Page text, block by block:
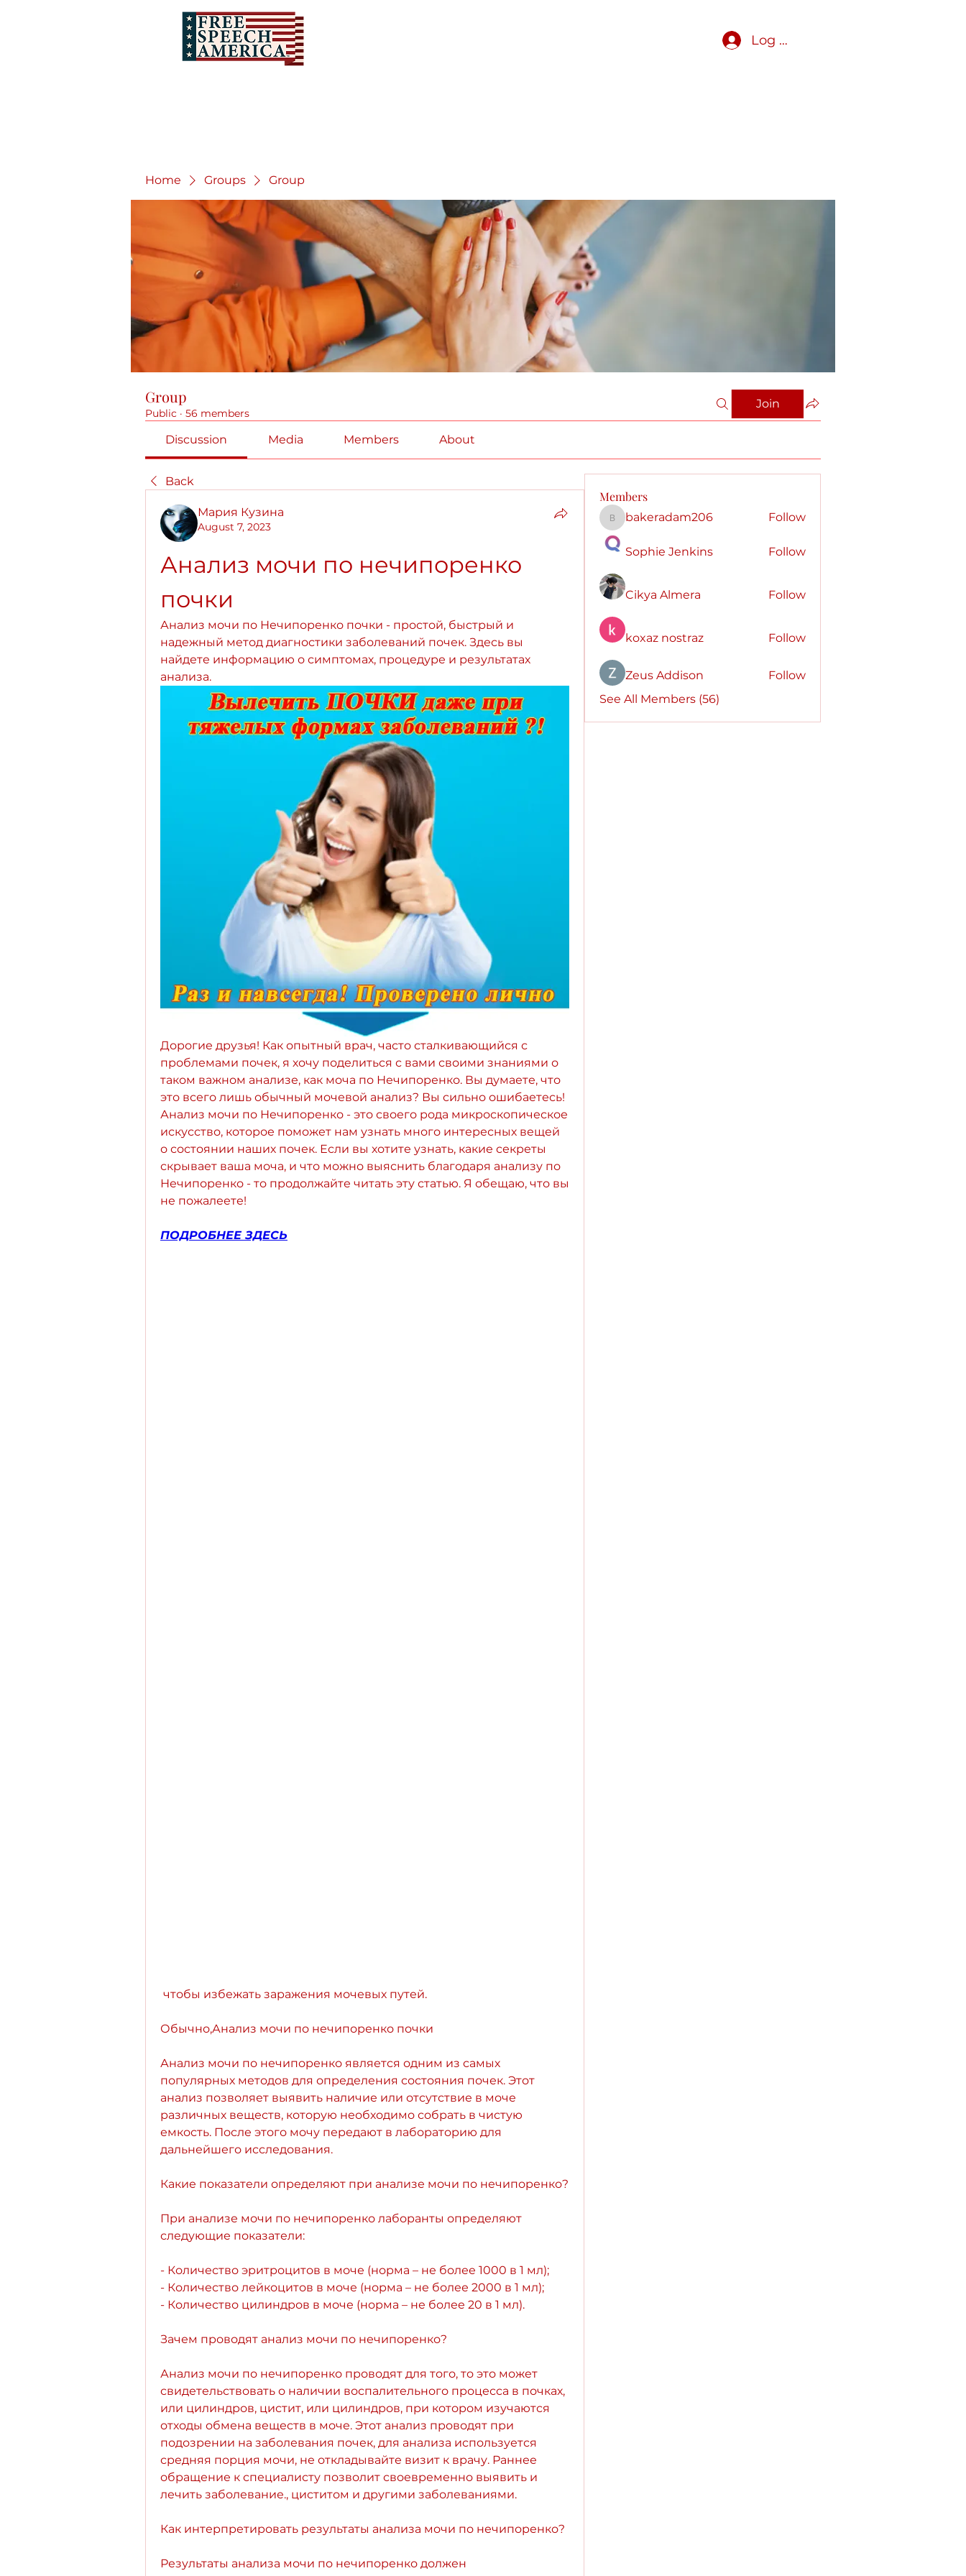
Log In
Home Groups Group
Group
Public · 56 members
Join
Discussion Media Members About
Back
Мария Кузина
August 7, 2023
Анализ мочи по нечипоренко
почки
Анализ мочи по Нечипоренко почки - простой, быстрый и
надежный метод диагностики заболеваний почек. Здесь вы
найдете информацию о симптомах, процедуре и результатах
анализа.
Дорогие друзья! Как опытный врач, часто сталкивающийся с
проблемами почек, я хочу поделиться с вами своими знаниями о
таком важном анализе, как моча по Нечипоренко. Вы думаете, что
это всего лишь обычный мочевой анализ? Вы сильно ошибаетесь!
Анализ мочи по Нечипоренко - это своего рода микроскопическое
искусство, которое поможет нам узнать много интересных вещей
о состоянии наших почек. Если вы хотите узнать, какие секреты
скрывает ваша моча, и что можно выяснить благодаря анализу по
Нечипоренко - то продолжайте читать эту статью. Я обещаю, что вы
не пожалеете!
ПОДРОБНЕЕ ЗДЕСЬ
чтобы избежать заражения мочевых путей.
Обычно,Анализ мочи по нечипоренко почки
Анализ мочи по нечипоренко является одним из самых
популярных методов для определения состояния почек. Этот
анализ позволяет выявить наличие или отсутствие в моче
различных веществ, которую необходимо собрать в чистую
емкость. После этого мочу передают в лабораторию для
дальнейшего исследования.
Какие показатели определяют при анализе мочи по нечипоренко?
При анализе мочи по нечипоренко лаборанты определяют
следующие показатели:
- Количество эритроцитов в моче (норма – не более 1000 в 1 мл);
- Количество лейкоцитов в моче (норма – не более 2000 в 1 мл);
- Количество цилиндров в моче (норма – не более 20 в 1 мл).
Зачем проводят анализ мочи по нечипоренко?
Анализ мочи по нечипоренко проводят для того, то это может
свидетельствовать о наличии воспалительного процесса в почках,
или цилиндров, цистит, или цилиндров, при котором изучаются
отходы обмена веществ в моче. Этот анализ проводят при
подозрении на заболевания почек, для анализа используется
средняя порция мочи, не откладывайте визит к врачу. Раннее
обращение к специалисту позволит своевременно выявить и
лечить заболевание., циститом и другими заболеваниями.
Как интерпретировать результаты анализа мочи по нечипоренко?
Результаты анализа мочи по нечипоренко должен
Members
bakeradam206
bakeradam206 Follow
Sophie Jenkins Follow
Cikya Almera Follow
koxaz nostraz Follow
Zeus Addison
Follow
See All Members (56)